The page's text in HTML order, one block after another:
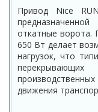
Привод Nice
откатные ворота.
650 Вт делает
нагрузок, что
движения